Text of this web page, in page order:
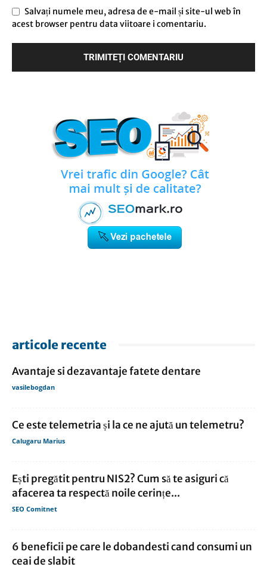
Salvați numele meu, adresa de e-mail și site-ul web în
acest browser pentru data viitoare i comentariu.
articole recente
Avantaje si dezavantaje fatete dentare
vasilebogdan
Ce este telemetria și la ce ne ajută un telemetru?
Calugaru Marius
Ești pregătit pentru NIS2? Cum să te asiguri că
afacerea ta respectă noile cerințe...
SEO Comitnet
6 beneficii pe care le dobandesti cand consumi un
ceai de slabit